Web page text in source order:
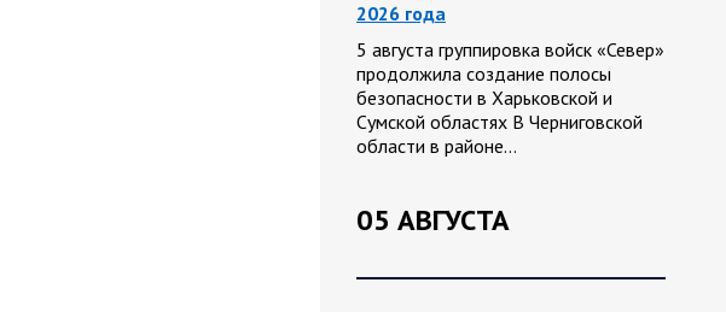
2026 года
5 августа группировка войск «Север»
продолжила создание полосы
безопасности в Харьковской и
Сумской областях В Черниговской
области в районе…
05 АВГУСТА